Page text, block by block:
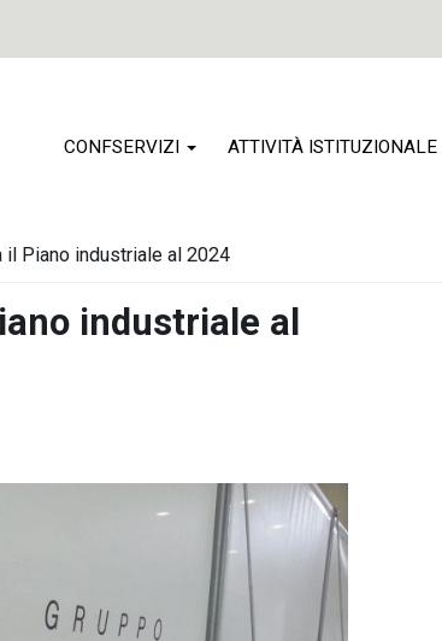
CONFSERVIZI ATTIVITÀ ISTITUZIONALE
il Piano industriale al 2024
industriale al